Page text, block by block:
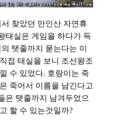
찾았던 만인산 자연휴
태실은 게임을 하다가 득
탯줄까지 묻는다는 이
접 태실을 보니 조선왕조
수 있었다. 호랑이는 죽
죽어서 이름을 남긴다고
은 탯줄까지 남겨두었으
할 수 있는것일까?